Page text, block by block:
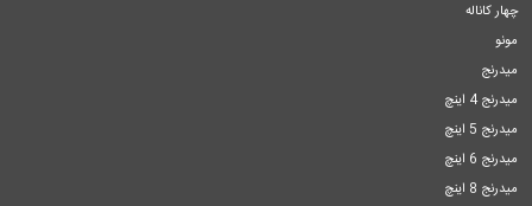
چهار کاناله
مونو
میدرنج
میدرنج 4 اینچ
میدرنج 5 اینچ
میدرنج 6 اینچ
میدرنج 8 اینچ